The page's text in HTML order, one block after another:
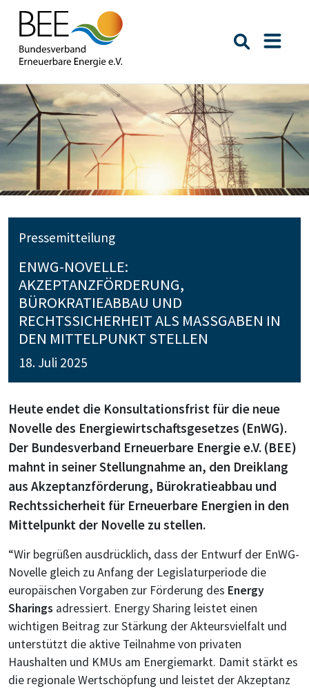
Suche
Pressemitteilung
ENWG-NOVELLE:
AKZEPTANZFÖRDERUNG,
BÜROKRATIEABBAU UND
RECHTSSICHERHEIT ALS MASSGABEN IN D
EN MITTELPUNKT STELLEN
18. Juli 2025
Heute endet die Konsultationsfrist für die neue
Novelle des Energiewirtschaftsgesetzes (EnWG).
Der Bundesverband Erneuerbare Energie e.V. (BEE)
mahnt in seiner Stellungnahme an, den Dreiklang
aus Akzeptanzförderung, Bürokratieabbau und
Rechtssicherheit für Erneuerbare Energien in den
Mittelpunkt der Novelle zu stellen.
“Wir begrüßen ausdrücklich, dass der Entwurf der EnWG-
Novelle gleich zu Anfang der Legislaturperiode die
europäischen Vorgaben zur Förderung des Energy
Sharings adressiert. Energy Sharing leistet einen
wichtigen Beitrag zur Stärkung der Akteursvielfalt und
unterstützt die aktive Teilnahme von privaten
Haushalten und KMUs am Energiemarkt. Damit stärkt es
die regionale Wertschöpfung und leistet der Akzeptanz